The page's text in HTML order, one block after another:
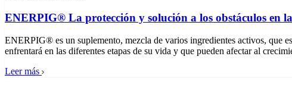
ENERPIG® La protección y solución a los obstáculos en
ENERPIG® es un suplemento, mezcla de varios ingredientes activos, que
enfrentará en las diferentes etapas de su vida y que pueden afectar al
Leer más